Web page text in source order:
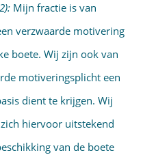
Mijn fractie is van
verzwaarde motivering
boete. Wij zijn ook van
motiveringsplicht een
dient te krijgen. Wij
hiervoor uitstekend
van de boete